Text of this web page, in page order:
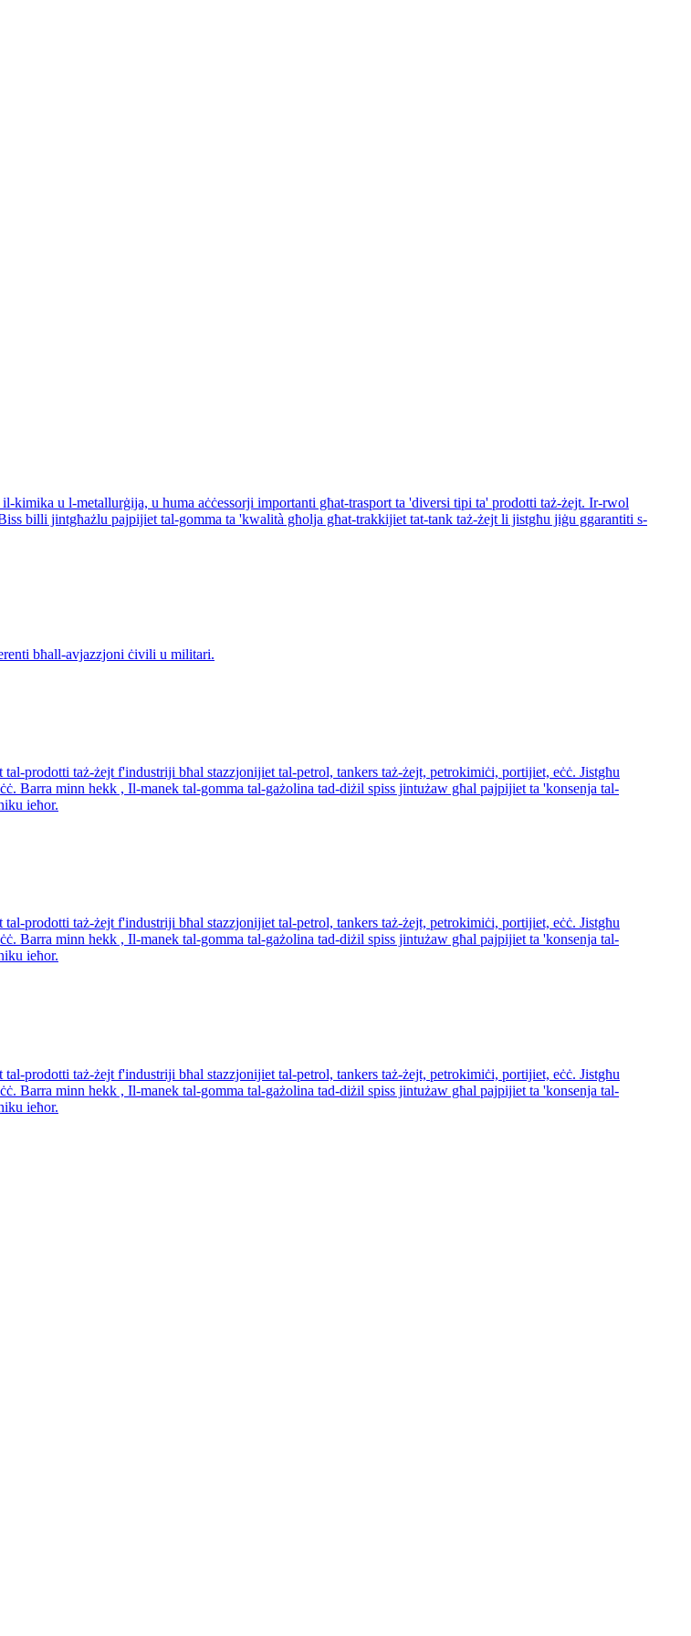
u l-metallurġija, u huma aċċessorji importanti għat-trasport ta 'diversi tipi ta' prodotti taż-żejt. Ir-rwol
billi jintgħażlu pajpijiet tal-gomma ta 'kwalità għolja għat-trakkijiet tat-tank taż-żejt li jistgħu jiġu ggarantiti s-
bħall-avjazzjoni ċivili u militari.
prodotti taż-żejt f'industriji bħal stazzjonijiet tal-petrol, tankers taż-żejt, petrokimiċi, portijiet, eċċ. Jistgħu
Barra minn hekk , Il-manek tal-gomma tal-gażolina tad-diżil spiss jintużaw għal pajpijiet ta 'konsenja tal-
ieħor.
prodotti taż-żejt f'industriji bħal stazzjonijiet tal-petrol, tankers taż-żejt, petrokimiċi, portijiet, eċċ. Jistgħu
Barra minn hekk , Il-manek tal-gomma tal-gażolina tad-diżil spiss jintużaw għal pajpijiet ta 'konsenja tal-
ieħor.
prodotti taż-żejt f'industriji bħal stazzjonijiet tal-petrol, tankers taż-żejt, petrokimiċi, portijiet, eċċ. Jistgħu
Barra minn hekk , Il-manek tal-gomma tal-gażolina tad-diżil spiss jintużaw għal pajpijiet ta 'konsenja tal-
ieħor.